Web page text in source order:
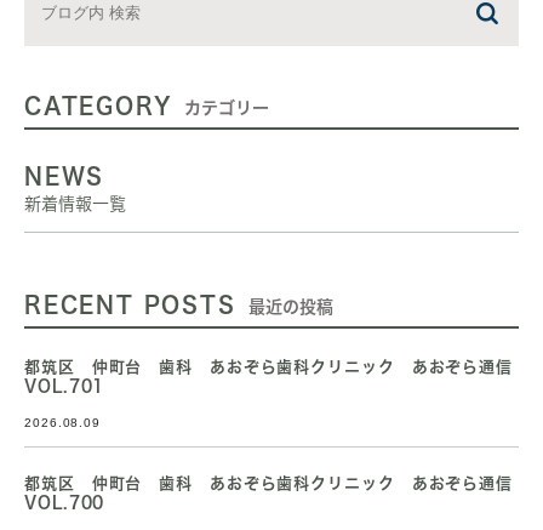
CATEGORY カテゴリー
NEWS
新着情報一覧
RECENT POSTS 最近の投稿
都筑区 仲町台 歯科 あおぞら歯科クリニック あおぞら通信
VOL.701
2026.08.09
都筑区 仲町台 歯科 あおぞら歯科クリニック あおぞら通信
VOL.700